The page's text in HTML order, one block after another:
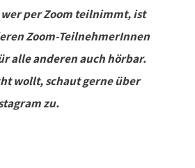
per Zoom teilnimmt, ist
Zoom-TeilnehmerInnen
alle anderen auch hörbar.
wollt, schaut gerne über
zu.